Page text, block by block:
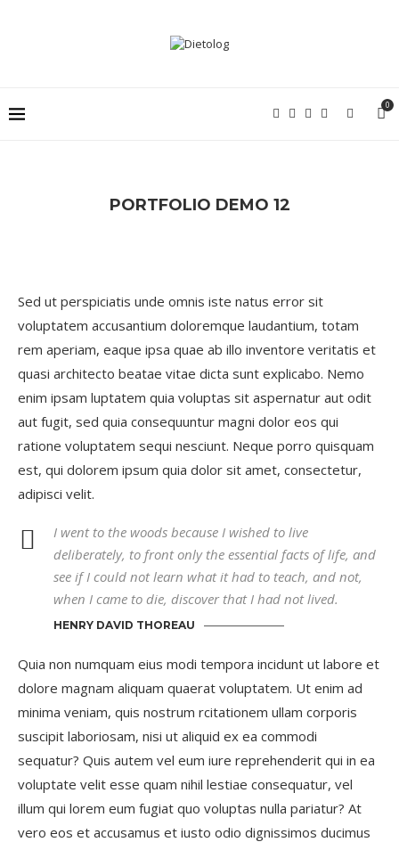
0
PORTFOLIO DEMO 12
Sed ut perspiciatis unde omnis iste natus error sit
voluptatem accusantium doloremque laudantium, totam
rem aperiam, eaque ipsa quae ab illo inventore veritatis et
quasi architecto beatae vitae dicta sunt explicabo. Nemo
enim ipsam luptatem quia voluptas sit aspernatur aut odit
aut fugit, sed quia consequuntur magni dolor eos qui
ratione voluptatem sequi nesciunt. Neque porro quisquam
est, qui dolorem ipsum quia dolor sit amet, consectetur,
adipisci velit.
I went to the woods because I wished to live
deliberately, to front only the essential facts of life, and
see if I could not learn what it had to teach, and not,
when I came to die, discover that I had not lived.
HENRY DAVID THOREAU
Quia non numquam eius modi tempora incidunt ut labore et
dolore magnam aliquam quaerat voluptatem. Ut enim ad
minima veniam, quis nostrum rcitationem ullam corporis
suscipit laboriosam, nisi ut aliquid ex ea commodi
sequatur? Quis autem vel eum iure reprehenderit qui in ea
voluptate velit esse quam nihil lestiae consequatur, vel
illum qui lorem eum fugiat quo voluptas nulla pariatur? At
vero eos et accusamus et iusto odio dignissimos ducimus